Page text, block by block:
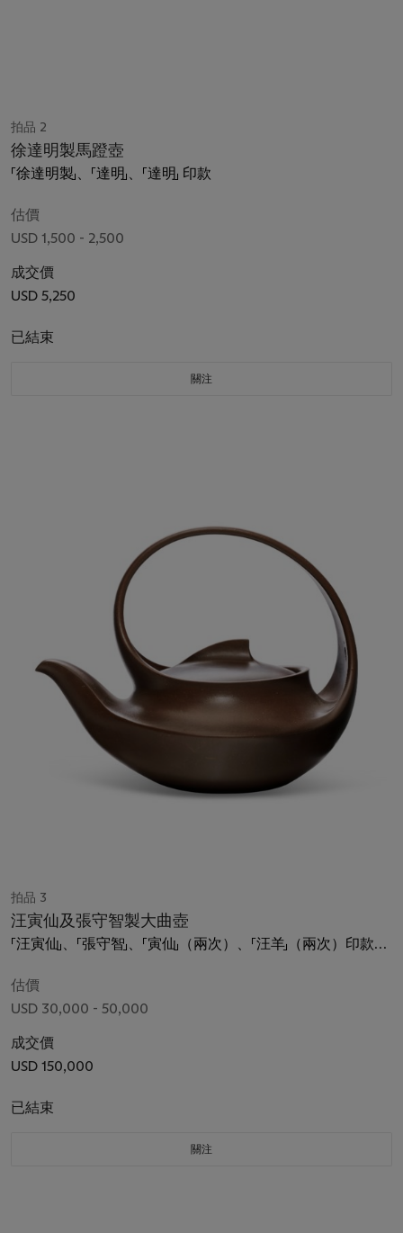
拍品 2
徐達明製馬蹬壺
「徐達明製」、「達明」、「達明」 印款
估價
USD 1,500 - 2,500
成交價
USD 5,250
已結束
關注
拍品 3
汪寅仙及張守智製大曲壺
「汪寅仙」、「張守智」、「寅仙」（兩次）、「汪羊」（兩次）印款及
估價
USD 30,000 - 50,000
成交價
USD 150,000
已結束
關注